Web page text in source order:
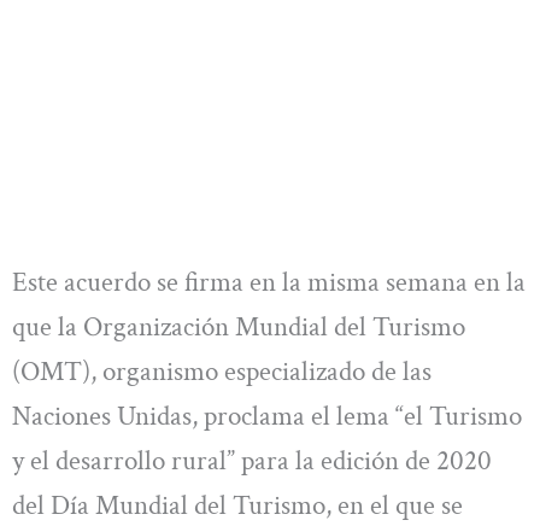
Este acuerdo se firma en la misma semana en la
que la Organización Mundial del Turismo
(OMT), organismo especializado de las
Naciones Unidas, proclama el lema “el Turismo
y el desarrollo rural” para la edición de 2020
del Día Mundial del Turismo, en el que se